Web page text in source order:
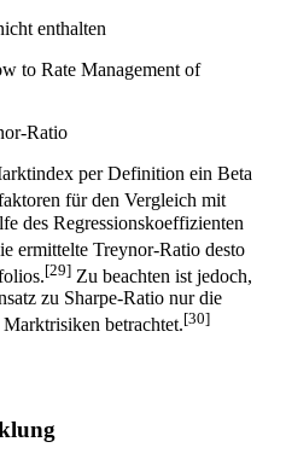
enthalten
to Rate Management of
Ratio
per Definition ein Beta
für den Vergleich mit
des Regressionskoeffizienten
ermittelte Treynor-Ratio desto
[29] Zu beachten ist jedoch,
zu Sharpe-Ratio nur die
betrachtet.[30]